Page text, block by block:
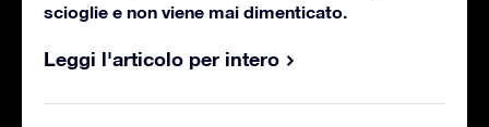
scioglie e non viene mai dimenticato.
Leggi l'articolo per intero